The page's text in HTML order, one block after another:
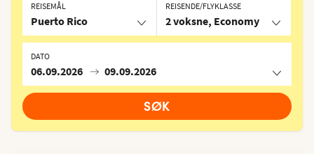
REISEMÅL
Puerto Rico
DATO
06.09.2026 09.09.2026
REISENDE/FLYKLASSE
2 voksne, Economy
SØK